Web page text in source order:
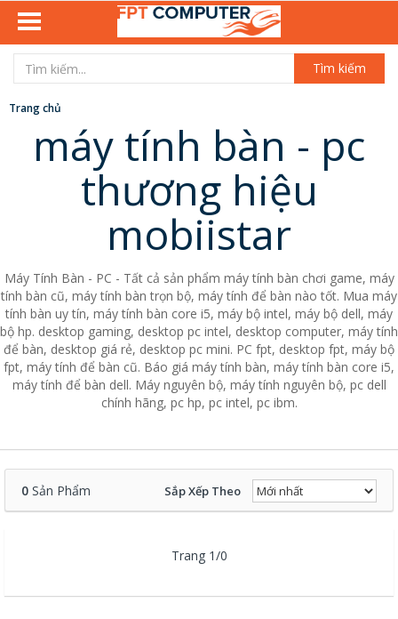
Tìm kiếm
Trang chủ
máy tính bàn - pc
thương hiệu
mobiistar
Máy Tính Bàn - PC - Tất cả sản phẩm máy tính bàn chơi game, máy
tính bàn cũ, máy tính bàn trọn bộ, máy tính để bàn nào tốt. Mua máy
tính bàn uy tín, máy tính bàn core i5, máy bộ intel, máy bộ dell, máy
bộ hp. desktop gaming, desktop pc intel, desktop computer, máy tính
để bàn, desktop giá rẻ, desktop pc mini. PC fpt, desktop fpt, máy bộ
fpt, máy tính để bàn cũ. Báo giá máy tính bàn, máy tính bàn core i5,
máy tính để bàn dell. Máy nguyên bộ, máy tính nguyên bộ, pc dell
chính hãng, pc hp, pc intel, pc ibm.
0 Sản Phẩm Sắp Xếp Theo
Trang 1/0